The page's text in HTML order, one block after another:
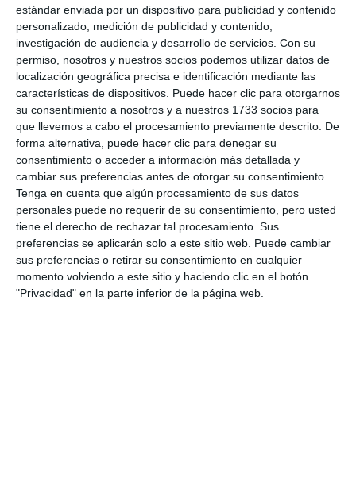
estándar enviada por un dispositivo para publicidad y contenido
personalizado, medición de publicidad y contenido,
investigación de audiencia y desarrollo de servicios. Con su
permiso, nosotros y nuestros socios podemos utilizar datos de
localización geográfica precisa e identificación mediante las
características de dispositivos. Puede hacer clic para otorgarnos
su consentimiento a nosotros y a nuestros 1733 socios para
que llevemos a cabo el procesamiento previamente descrito. De
forma alternativa, puede hacer clic para denegar su
consentimiento o acceder a información más detallada y
cambiar sus preferencias antes de otorgar su consentimiento.
Tenga en cuenta que algún procesamiento de sus datos
personales puede no requerir de su consentimiento, pero usted
tiene el derecho de rechazar tal procesamiento. Sus
preferencias se aplicarán solo a este sitio web. Puede cambiar
sus preferencias o retirar su consentimiento en cualquier
momento volviendo a este sitio y haciendo clic en el botón
"Privacidad" en la parte inferior de la página web.
La UP de Mijas imparte inglés
para mayores en Las Lagunas
ACTUALIDAD
250 jóvenes y jubilados de Mijas
disfrutan del carnaval en Cádiz
ACTUALIDAD
La Asociación de Jubilados
Virgen de la Peña celebra su
asamblea anual con una
merienda
ACTUALIDAD